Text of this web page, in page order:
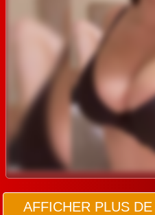
AFFICHER PLUS